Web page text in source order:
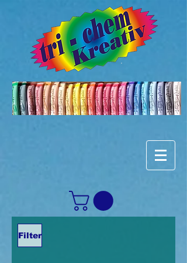
Filter